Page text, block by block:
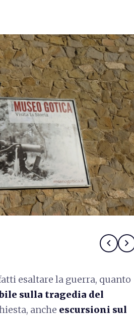
chevron_left chevron_right
esaltare la guerra, quanto
sulla tragedia del
anche escursioni sul